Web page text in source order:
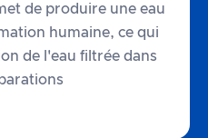
de produire une eau
humaine, ce qui
de l'eau filtrée dans